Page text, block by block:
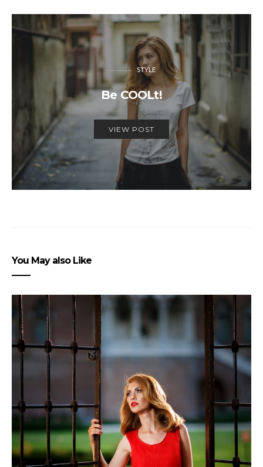
STYLE
Be COOLt!
VIEW POST
You May also Like